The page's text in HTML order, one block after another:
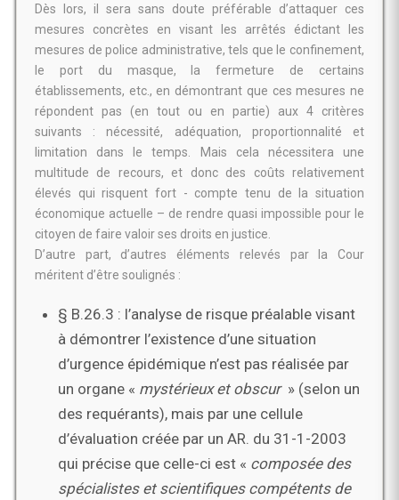
Dès lors, il sera sans doute préférable d’attaquer ces
mesures concrètes en visant les arrêtés édictant les
mesures de police administrative, tels que le confinement,
le port du masque, la fermeture de certains
établissements, etc., en démontrant que ces mesures ne
répondent pas (en tout ou en partie) aux 4 critères
suivants : nécessité, adéquation, proportionnalité et
limitation dans le temps. Mais cela nécessitera une
multitude de recours, et donc des coûts relativement
élevés qui risquent fort - compte tenu de la situation
économique actuelle – de rendre quasi impossible pour le
citoyen de faire valoir ses droits en justice.
D’autre part, d’autres éléments relevés par la Cour
méritent d’être soulignés :
§ B.26.3 : l’analyse de risque préalable visant
à démontrer l’existence d’une situation
d’urgence épidémique n’est pas réalisée par
un organe « mystérieux et obscur » (selon un
des requérants), mais par une cellule
d’évaluation créée par un AR. du 31-1-2003
qui précise que celle-ci est « composée des
spécialistes et scientifiques compétentsde